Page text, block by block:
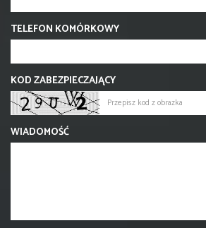
TELEFON KOMÓRKOWY
KOD ZABEZPIECZAJĄCY
WIADOMOŚĆ